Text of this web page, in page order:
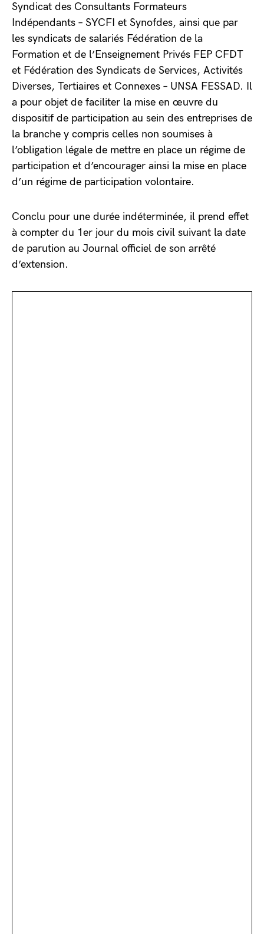
Syndicat des Consultants Formateurs
Indépendants – SYCFI et Synofdes, ainsi que par
les syndicats de salariés Fédération de la
Formation et de l’Enseignement Privés FEP CFDT
et Fédération des Syndicats de Services, Activités
Diverses, Tertiaires et Connexes – UNSA FESSAD. Il
a pour objet de faciliter la mise en œuvre du
dispositif de participation au sein des entreprises de
la branche y compris celles non soumises à
l’obligation légale de mettre en place un régime de
participation et d’encourager ainsi la mise en place
d’un régime de participation volontaire.
Conclu pour une durée indéterminée, il prend effet
à compter du 1er jour du mois civil suivant la date
de parution au Journal officiel de son arrêté
d’extension.